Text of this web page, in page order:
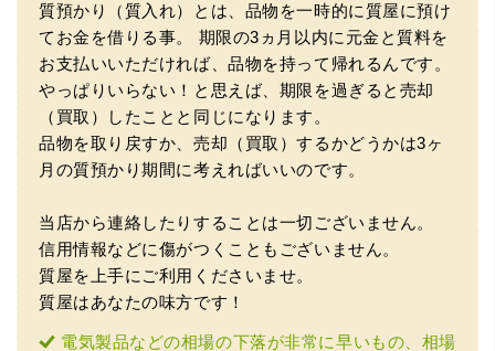
（大阪市東淀川区）出来るだけ安く買取られるのかな…?と
いう不安が最初は有りましたが、面倒な営業トークも一切
質預かり（質入れ）とは、品物を一時的に質屋に預け
てお金を借りる事。
期限の3ヵ月以内に元金と質料を
お支払いいただければ、品物を持って帰れるんです。
やっぱりいらない！と思えば、期限を過ぎると売却
（買取）したことと同じになります。
品物を取り戻すか、売却（買取）するかどうかは3ヶ
月の質預かり期間に考えればいいのです。
当店から連絡したりすることは一切ございません。
信用情報などに傷がつくこともございません。
質屋を上手にご利用くださいませ。
質屋はあなたの味方です！
電気製品などの相場の下落が非常に早いもの、相場